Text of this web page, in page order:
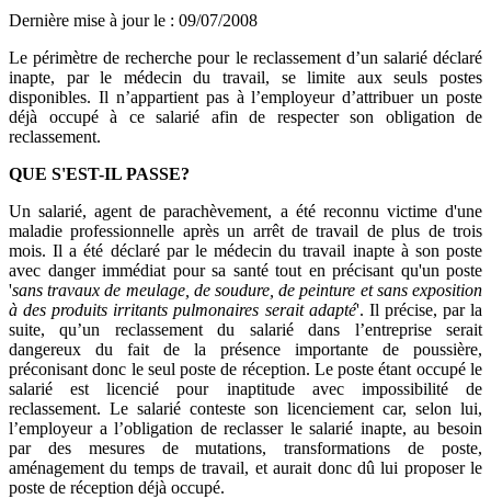
Dernière mise à jour le : 09/07/2008
Le périmètre de recherche pour le reclassement d’un salarié déclaré
inapte, par le médecin du travail, se limite aux seuls postes
disponibles. Il n’appartient pas à l’employeur d’attribuer un poste
déjà occupé à ce salarié afin de respecter son obligation de
reclassement.
QUE S'EST-IL PASSE?
Un salarié, agent de parachèvement, a été reconnu victime d'une
maladie professionnelle après un arrêt de travail de plus de trois
mois. Il a été déclaré par le médecin du travail inapte à son poste
avec danger immédiat pour sa santé tout en précisant qu'un poste
'sans travaux de meulage, de soudure, de peinture et sans exposition
à des produits irritants pulmonaires serait adapté'. Il précise, par la
suite, qu’un reclassement du salarié dans l’entreprise serait
dangereux du fait de la présence importante de poussière,
préconisant donc le seul poste de réception. Le poste étant occupé le
salarié est licencié pour inaptitude avec impossibilité de
reclassement. Le salarié conteste son licenciement car, selon lui,
l’employeur a l’obligation de reclasser le salarié inapte, au besoin
par des mesures de mutations, transformations de poste,
aménagement du temps de travail, et aurait donc dû lui proposer le
poste de réception déjà occupé.